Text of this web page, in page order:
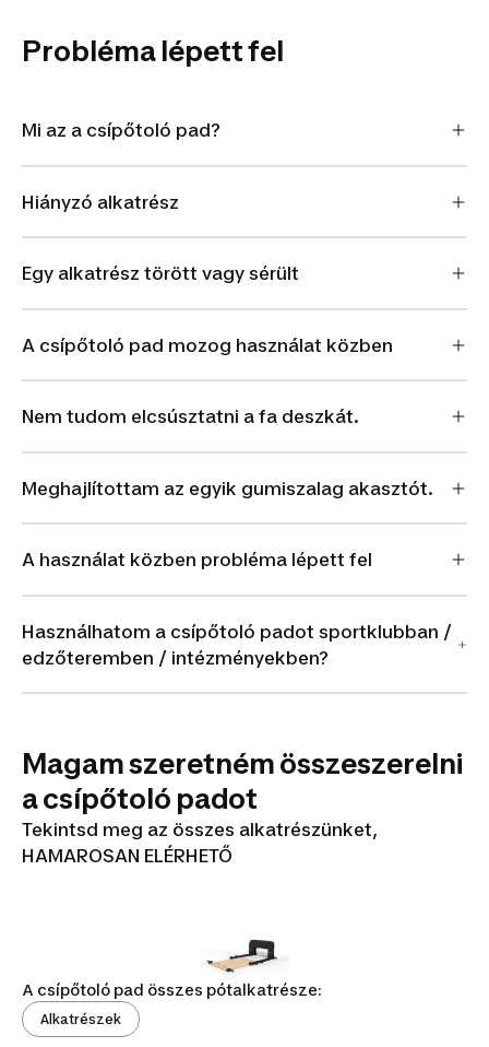
Probléma lépett fel
Mi az a csípőtoló pad?
Hiányzó alkatrész
Egy alkatrész törött vagy sérült
A csípőtoló pad mozog használat közben
Nem tudom elcsúsztatni a fa deszkát.
Meghajlítottam az egyik gumiszalag akasztót.
A használat közben probléma lépett fel
Használhatom a csípőtoló padot sportklubban /
edzőteremben / intézményekben?
Magam szeretném összeszerelni
a csípőtoló padot
Tekintsd meg az összes alkatrészünket,
HAMAROSAN ELÉRHETŐ
A csípőtoló pad összes pótalkatrésze:
Alkatrészek